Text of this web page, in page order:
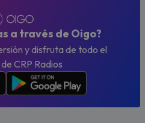
a través de Oigo?
y disfruta de todo el
CRP Radios